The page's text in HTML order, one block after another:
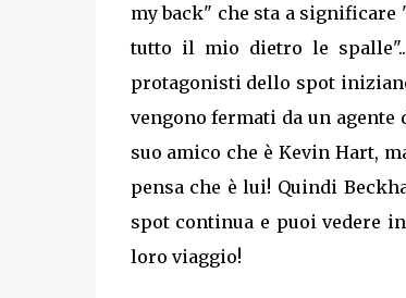
my back" che sta a
tutto il mio dietro le
protagonisti dello spot
vengono fermati da un
suo amico che è Kevin Hart,
pensa che è lui! Quindi
spot continua e puoi vedere
loro viaggio!